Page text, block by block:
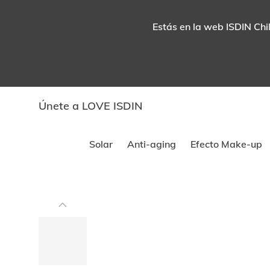
Estás en la web ISDIN
Únete a LOVE ISDIN
Solar Anti-aging Efecto Make-up
carrusel